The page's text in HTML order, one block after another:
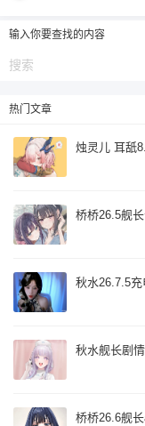
输入你要查找的内容
热门文章
烛灵儿 耳舐
桥桥26.5舰
秋水26.7.5
秋水舰长剧
桥桥26.6舰